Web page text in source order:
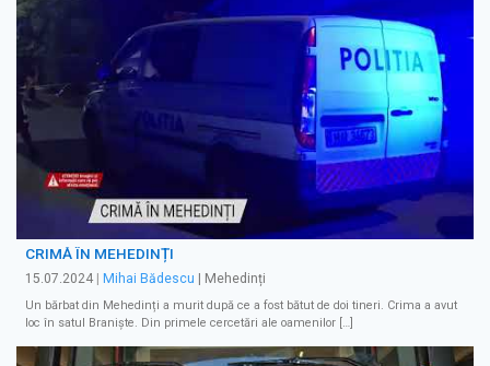
CRIMĂ ÎN MEHEDINȚI
15.07.2024 Mihai Bădescu | Mehedinți
Un bărbat din Mehedinți a murit după ce a fost bătut de doi tineri. Crima a avut
loc în satul Braniște. Din primele cercetări ale oamenilor […]